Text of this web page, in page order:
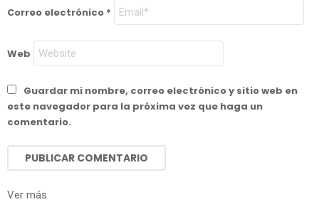
Correo electrónico *
Web
Guardar mi nombre, correo electrónico y sitio web en
este navegador para la próxima vez que haga un
comentario.
Ver más